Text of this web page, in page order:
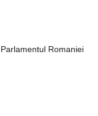
Romaniei